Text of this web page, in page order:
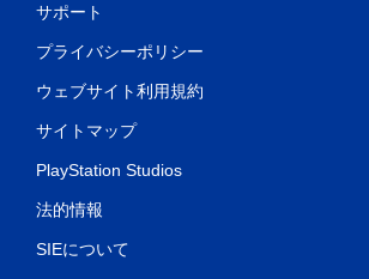
サポート
プライバシーポリシー
ウェブサイト利用規約
サイトマップ
PlayStation Studios
法的情報
SIEについて